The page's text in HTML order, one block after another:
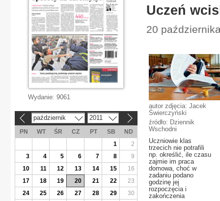
Uczeń
20
autor zdjęcia: Jacek
Świerczyński
źródło: Dziennik
Wschodni
Uczniowie klas
trzecich nie potrafili
np. określić, ile czasu
zajmie im praca
domowa, choć w
zadaniu podano
godzinę jej
rozpoczęcia i
zakończenia
Wydanie: 9061
październik 2011
PN WT ŚR CZ PT SB
ND
1
2
3
4 5 6 7 8
9
10
11 12 13 14 15
16
17
18 19 20 21 22
23
24
25 26 27 28 29
30